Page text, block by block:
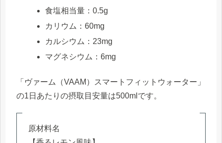
食塩相当量：0.5g
カリウム：60mg
カルシウム：23mg
マグネシウム：6mg
「ヴァーム（VAAM）スマートフィットウォーター」
の1日あたりの摂取目安量は500mlです。
原材料名